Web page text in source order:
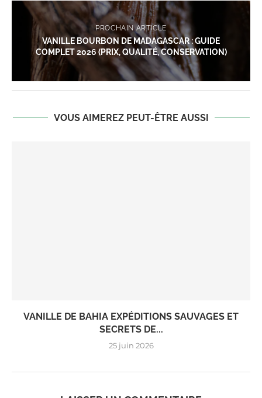
PROCHAIN ARTICLE
VANILLE BOURBON DE MADAGASCAR : GUIDE
COMPLET 2026 (PRIX, QUALITÉ, CONSERVATION)
VOUS AIMEREZ PEUT-ÊTRE AUSSI
VANILLE DE BAHIA EXPÉDITIONS SAUVAGES ET
SECRETS DE...
25 juin 2026